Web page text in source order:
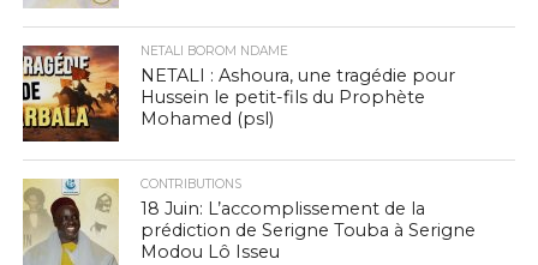
NETALI BOROM NDAME
NETALI : Ashoura, une tragédie pour
Hussein le petit-fils du Prophète
Mohamed (psl)
CONTRIBUTIONS
18 Juin: L’accomplissement de la
prédiction de Serigne Touba à Serigne
Modou Lô Isseu